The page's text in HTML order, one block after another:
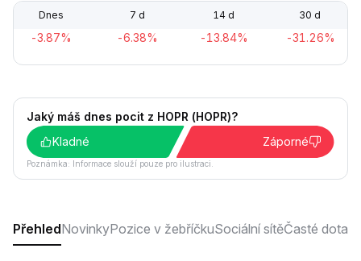
Dnes 7 d 14 d 30 d
-3.87% -6.38% -13.84% -31.26%
Jaký máš dnes pocit z HOPR (HOPR)?
Kladné
Záporné
Poznámka: Informace slouží pouze pro ilustraci.
PřehledNovinkyPozice v žebříčkuSociální sítěČasté